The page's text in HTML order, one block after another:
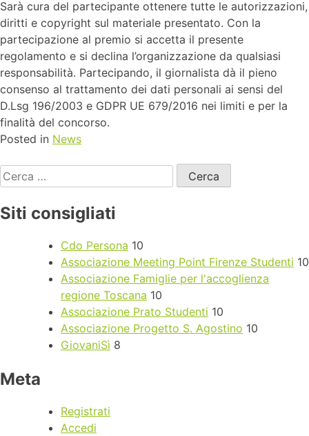
Sarà cura del partecipante ottenere tutte le autorizzazioni,
diritti e copyright sul materiale presentato. Con la
partecipazione al premio si accetta il presente
regolamento e si declina l’organizzazione da qualsiasi
responsabilità. Partecipando, il giornalista dà il pieno
consenso al trattamento dei dati personali ai sensi del
D.Lsg 196/2003 e GDPR UE 679/2016 nei limiti e per la
finalità del concorso.
Posted in News
Siti consigliati
Cdo Persona 10
Associazione Meeting Point Firenze Studenti 10
Associazione Famiglie per l'accoglienza
regione Toscana 10
Associazione Prato Studenti 10
Associazione Progetto S. Agostino 10
GiovaniSì 8
Meta
Registrati
Accedi